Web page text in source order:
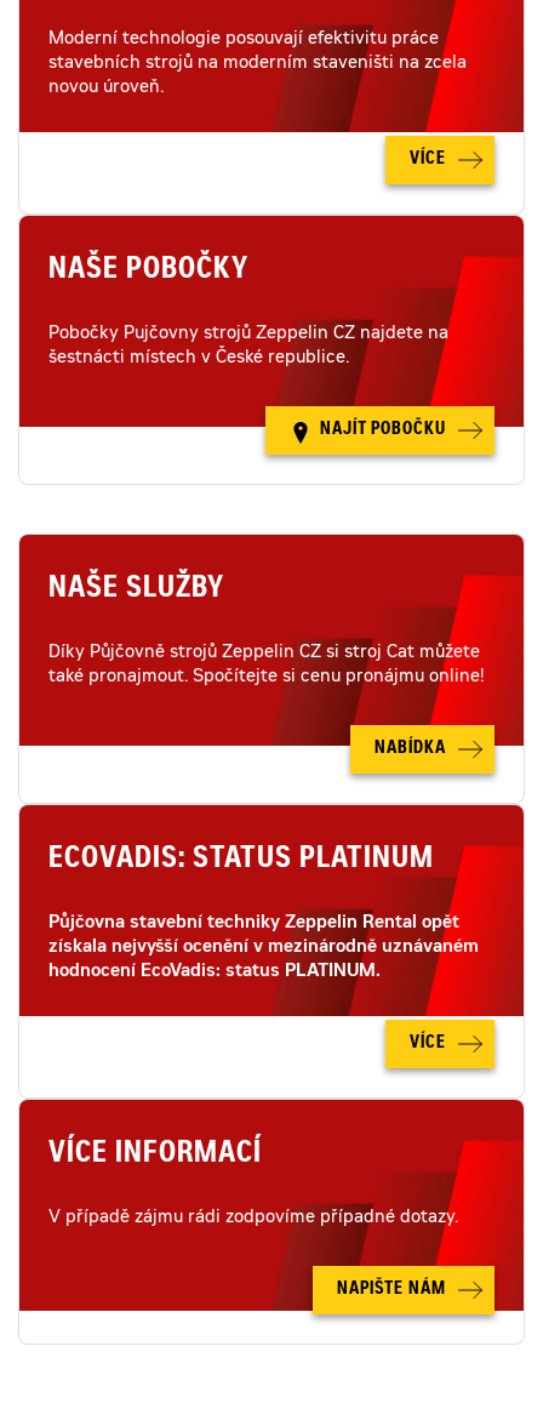
Moderní technologie posouvají efektivitu práce
stavebních strojů na moderním staveništi na zcela
novou úroveň.
VÍCE
NAŠE POBOČKY
Pobočky Pujčovny strojů Zeppelin CZ najdete na
šestnácti místech v České republice.
NAJÍT POBOČKU
NAŠE SLUŽBY
Díky Půjčovně strojů Zeppelin CZ si stroj Cat můžete
také pronajmout. Spočítejte si cenu pronájmu online!
NABÍDKA
ECOVADIS: STATUS PLATINUM
Půjčovna stavební techniky Zeppelin Rental opět
získala nejvyšší ocenění v mezinárodně uznávaném
hodnocení EcoVadis: status PLATINUM.
VÍCE
VÍCE INFORMACÍ
V případě zájmu rádi zodpovíme případné dotazy.
NAPIŠTE NÁM